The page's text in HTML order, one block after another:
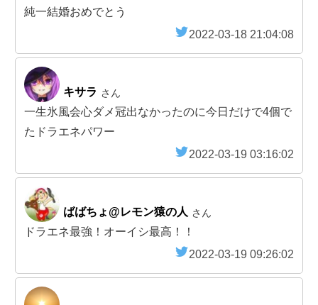
純一結婚おめでとう
2022-03-18 21:04:08
キサラ さん
一生氷風会心ダメ冠出なかったのに今日だけで4個で
たドラエネパワー
2022-03-19 03:16:02
ばばちょ@レモン猿の人 さん
ドラエネ最強！オーイシ最高！！
2022-03-19 09:26:02